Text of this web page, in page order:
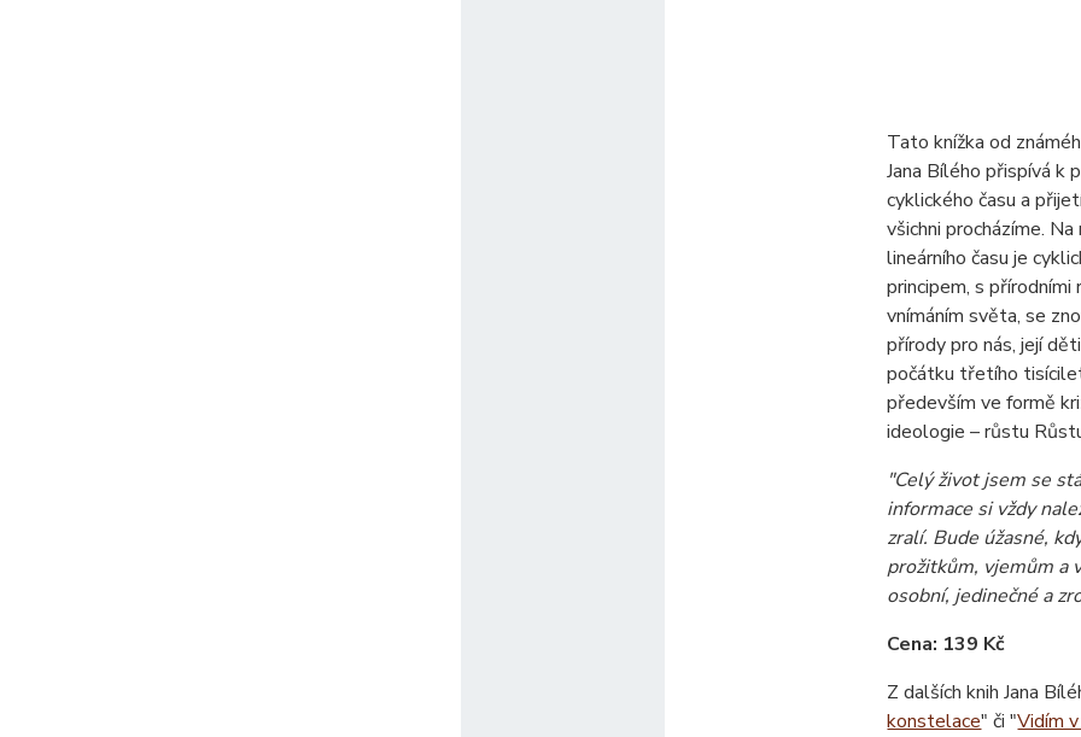
Tato knížka od
Jana Bílého přispívá k
cyklického času a
všichni procházíme. Na
lineárního času je
principem, s
vnímáním světa, se
přírody pro nás, její
počátku třetího
především ve formě
ideologie – růstu
"Celý život jsem se
informace si vždy
zralí. Bude úžasné,
prožitkům, vjemům a
osobní, jedinečné a
Cena: 139 Kč
Z dalších knih Jana
konstelace" či "Vidím